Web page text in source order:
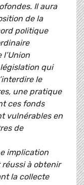
Il aura
de la
politique
qui
le
une pratique
ces fonds
vulnérables en
de
implication
réussi à obtenir
la collecte